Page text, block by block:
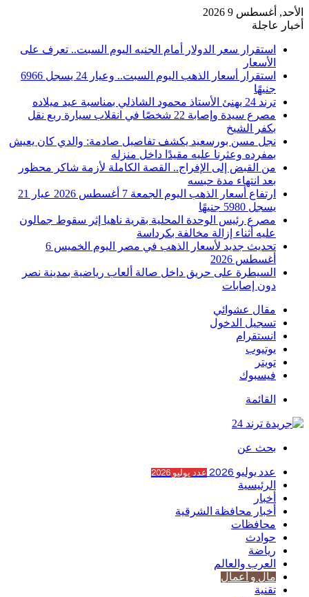
الأحد, أغسطس 9 2026
أخبار عاجلة
استقرار سعر الدولار أمام الجنيه اليوم السبت.. تعرف على
الأسعار
استقرار أسعار الذهب اليوم السبت.. وعيار 24 يسجل 6966
جنيهًا
ترند 24 يهنئ الأستاذ محمود الشاذلي بمناسبة عيد ميلاده
مصرع سيدة وإصابة 22 شخصًا في انقلاب سيارة ربع نقل
بكفر الشيخ
نجل مسن بورسعيد يكشف تفاصيل صادمة: والدي كان يعيش
بمفرده وعثرنا عليه مقيدًا داخل منزله
من القبض إلى الإفراج.. القصة الكاملة لأزمة شاكر محظور
بعد انتهاء مدة حبسه
ارتفاع أسعار الذهب اليوم الجمعة 7 أغسطس 2026 عيار 21
يسجل 5980 جنيهًا
مصرع رئيس الوحدة المحلية بقرية ناهيا إثر سقوط جمالون
عليه أثناء إزالة مخالفة بكرداسة
تحديث جديد لأسعار الذهب في مصر اليوم الخميس 6
أغسطس 2026
السيطرة على حريق داخل صالة ألعاب رياضية بمدينة نصر
دون إصابات
مقال عشوائي
تسجيل الدخول
انستقرام
يوتيوب
تويتر
فيسبوك
القائمة
بحث عن
عدد يوليو 2026 عدد يوليو 2026
الرئيسية
أخبار
أخبار محافظة الشرقية
محافظات
حوادث
رياضة
العرب والعالم
مال و أعمال
تقنية